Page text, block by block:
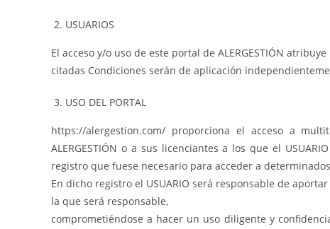
USUARIOS
El acceso y/o uso de este portal de ALERGESTIÓN
citadas Condiciones serán de aplicación
USO DEL PORTAL
https://alergestion.com/ proporciona el acceso a
ALERGESTIÓN o a sus licenciantes a los que el
registro que fuese necesario para acceder a
En dicho registro el USUARIO será responsable de
la que será responsable,
comprometiéndose a hacer un uso diligente y